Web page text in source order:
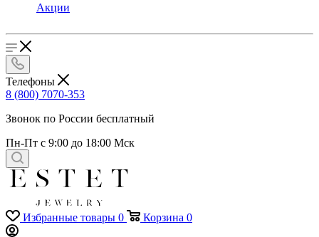
Акции
Телефоны
8 (800) 7070-353
Звонок по России бесплатный
Пн-Пт с 9:00 до 18:00 Мск
Избранные товары 0 Корзина 0